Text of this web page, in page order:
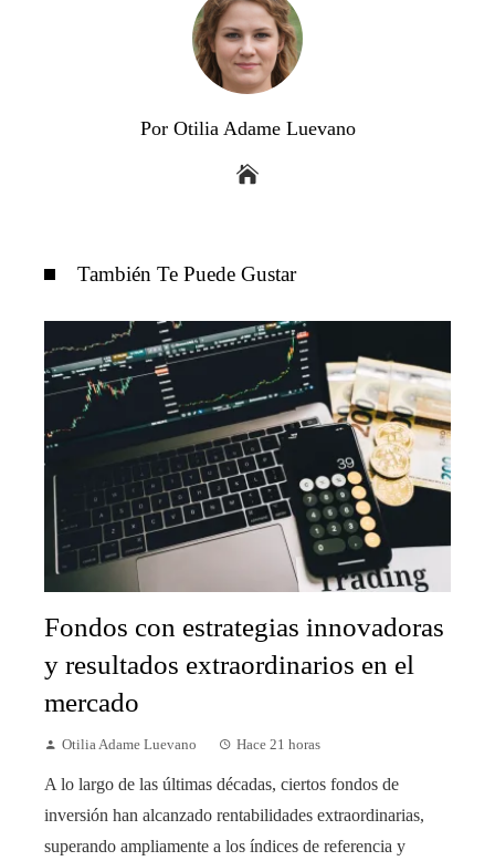
Por Otilia Adame Luevano
También Te Puede Gustar
Fondos con estrategias innovadoras
y resultados extraordinarios en el
mercado
Otilia Adame Luevano Hace 21 horas
A lo largo de las últimas décadas, ciertos fondos de
inversión han alcanzado rentabilidades extraordinarias,
superando ampliamente a los índices de referencia y